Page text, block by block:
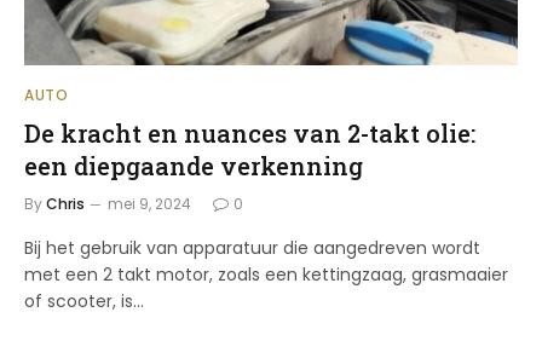
AUTO
De kracht en nuances van 2-takt olie:
een diepgaande verkenning
ByChris mei 9, 2024 0
Bij het gebruik van apparatuur die aangedreven wordt
met een 2 takt motor, zoals een kettingzaag, grasmaaier
of scooter, is…